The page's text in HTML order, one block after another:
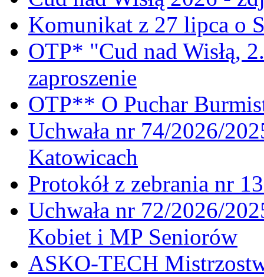
Komunikat z 27 lipca o
OTP* "Cud nad Wisłą,
zaproszenie
OTP** O Puchar
Uchwała nr 74/2026/
Katowicach
Protokół z zebrania nr
Uchwała nr 72/2026/
Kobiet i MP Seniorów
ASKO-TECH